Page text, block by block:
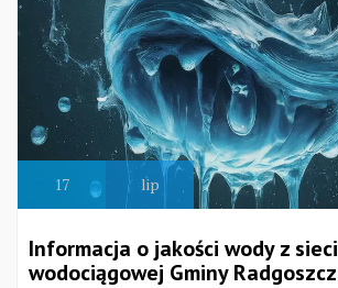
17 lip
Informacja o jakości wody z sieci
wodociągowej Gminy Radgoszcz